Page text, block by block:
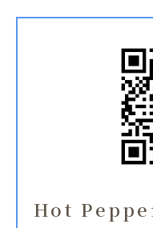
Hot